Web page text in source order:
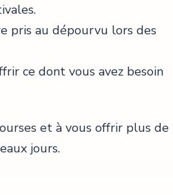
pris au dépourvu lors des
ce dont vous avez besoin
et à vous offrir plus de
jours.